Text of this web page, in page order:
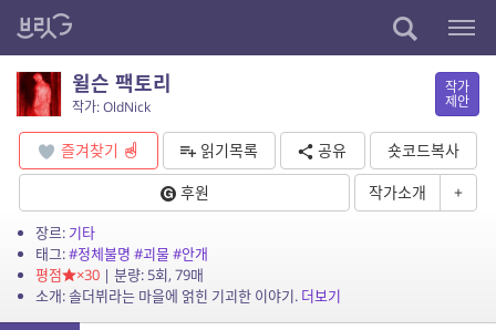
윌슨 팩토리
작가: OldNick
작가
제안
즐겨찾기 읽기목록 공유
숏코드복사
후원
작가소개 +
장르: 기타
태그:#정체불명 #괴물#안개
평점
×30| 분량: 5회, 79매
소개: 솔더뷔라는 마을에 얽힌 기괴한 이야기. 더보기